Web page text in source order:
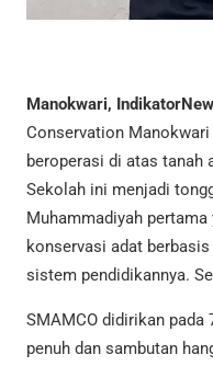
Manokwari,
Conservation
beroperasi di atas tanah
Sekolah ini menjadi
Muhammadiyah
konservasi adat
sistem pendidikannya.
SMAMCO didirikan pada
penuh dan sambutan